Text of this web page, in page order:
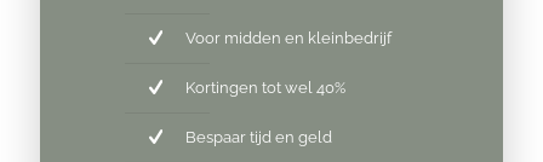
Voor midden en kleinbedrijf
Kortingen tot wel 40%
Bespaar tijd en geld